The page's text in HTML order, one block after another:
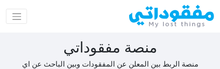
منصة مفقوداتي
منصة الربط بين المعلن عن المفقودات وبين الباحث عن اي